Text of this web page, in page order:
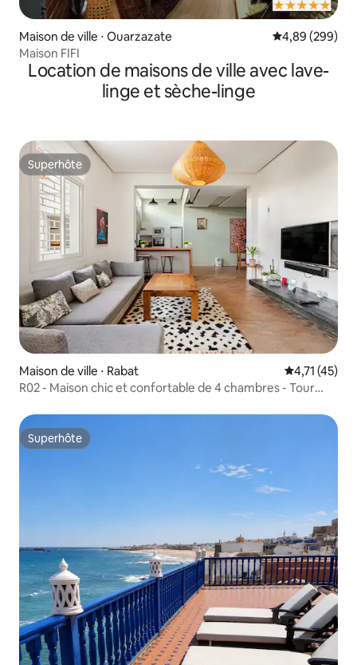
Maison de ville ⋅ Ouarzazate Évaluation
4,89 (299)
Maison FIFI
Location de maisons de ville avec lave-
linge et sèche-linge
Superhôte
Superhôte
Maison de ville ⋅ Rabat Évaluation
4,71 (45)
R02 - Maison chic et confortable de 4 chambres - Tour
Superhôte
Superhôte